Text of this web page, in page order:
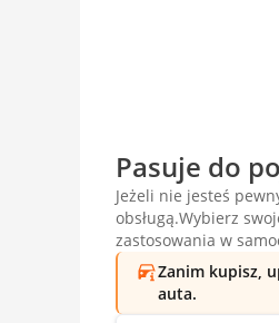
Pasuje do
Jeżeli nie jesteś
obsługą.Wybierz
zastosowania w
Zanim kupisz,
auta.